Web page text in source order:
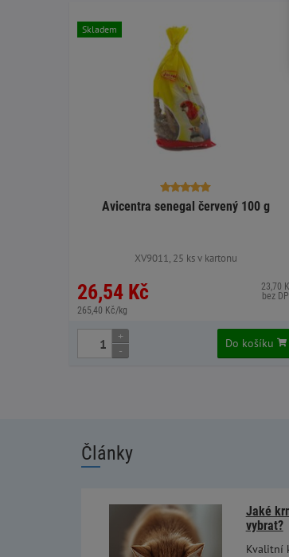
Avicentra senegal červený 100 g
XV9011, 25 ks v kartonu
26,54 Kč
265,40 Kč/kg
23,70
bez
Skladem
+
-
Do košíku
Články
Jaké
vybrat?
Kvalitní